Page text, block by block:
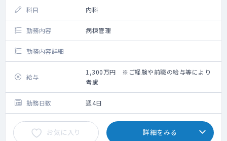
科目 内科
勤務内容 病棟管理
勤務内容詳細
給与
1,300万円 ※ご経験や前職の給与等により
考慮
勤務日数 週4日
お気に入り 詳細をみる